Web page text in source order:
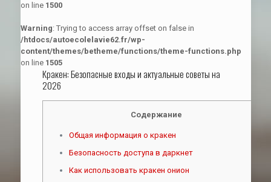
on line 1500
Warning: Trying to access array offset on false in
/htdocs/autoecolelavie62.fr/wp-
content/themes/betheme/functions/theme-functions.php
on line 1505
Кракен: Безопасные входы и актуальные советы на
2026
Содержание
Общая информация о кракен
Безопасность доступа в даркнет
Как использовать кракен онион